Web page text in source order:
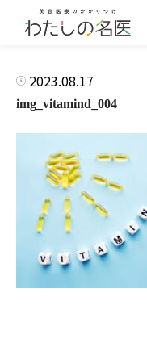
2023.08.17
img_vitamind_004